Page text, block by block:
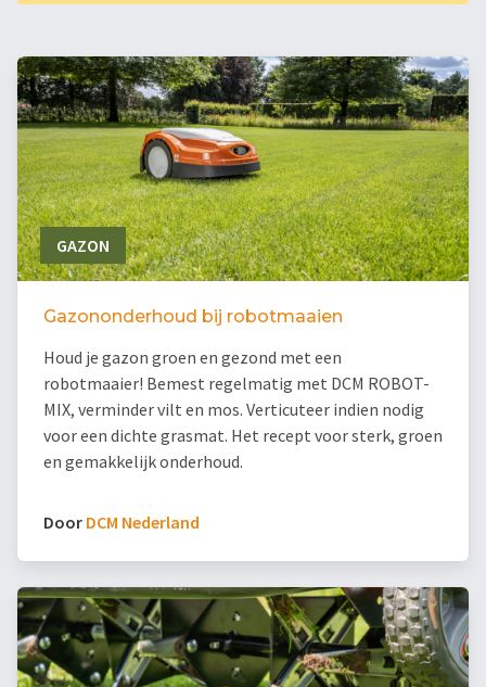
GAZON
Gazononderhoud bij robotmaaien
Houd je gazon groen en gezond met een
robotmaaier! Bemest regelmatig met DCM ROBOT-
MIX, verminder vilt en mos. Verticuteer indien nodig
voor een dichte grasmat. Het recept voor sterk, groen
en gemakkelijk onderhoud.
Door DCM Nederland